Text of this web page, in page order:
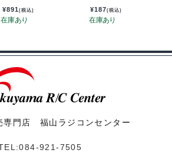
¥891(税込) ¥187(税込)
専門店 福山ラジコンセンター
921-7505